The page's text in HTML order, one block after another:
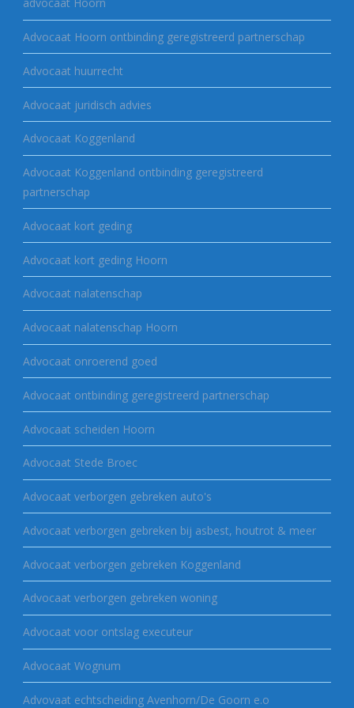
Advocaat Hoorn ontbinding geregistreerd partnerschap
Advocaat huurrecht
Advocaat juridisch advies
Advocaat Koggenland
Advocaat Koggenland ontbinding geregistreerd
partnerschap
Advocaat kort geding
Advocaat kort geding Hoorn
Advocaat nalatenschap
Advocaat nalatenschap Hoorn
Advocaat onroerend goed
Advocaat ontbinding geregistreerd partnerschap
Advocaat scheiden Hoorn
Advocaat Stede Broec
Advocaat verborgen gebreken auto's
Advocaat verborgen gebreken bij asbest, houtrot & meer
Advocaat verborgen gebreken Koggenland
Advocaat verborgen gebreken woning
Advocaat voor ontslag executeur
Advocaat Wognum
Advovaat echtscheiding Avenhorn/De Goorn e.o